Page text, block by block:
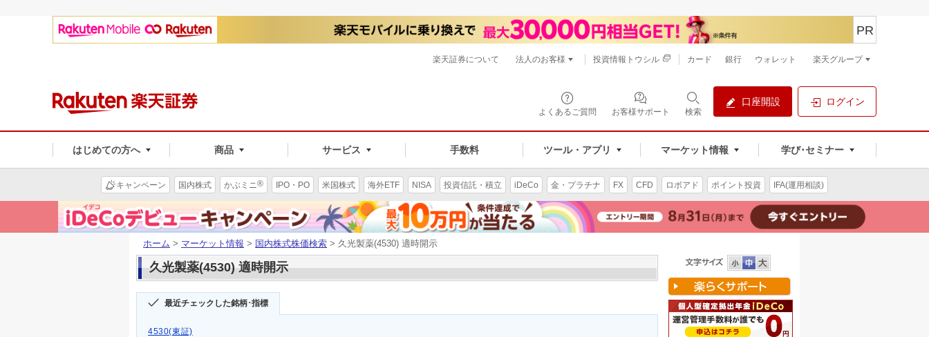
よくあるご質問 お客様サポート 検索
口座開設 ログイン
はじめての方へ 商品 サービス 手数料 ツール・アプリ マーケット情報 学び･セミナー
PR
楽天証券について 法人のお客様 投資情報トウシル カード 銀行 ウォレット 楽天グループ
キャンペーン 国内株式 かぶミニ® IPO・PO 米国株式 海外ETF NISA 投資信託・積立 iDeCo 金・プラチナ FX CFD ロボアド ポイント投資 IFA(運用相談)
ホーム > マーケット情報 > 国内株式株価検索 > 久光製薬(4530) 適時開示
久光製薬(4530) 適時開示
最近チェックした銘柄･指標
4530(東証)